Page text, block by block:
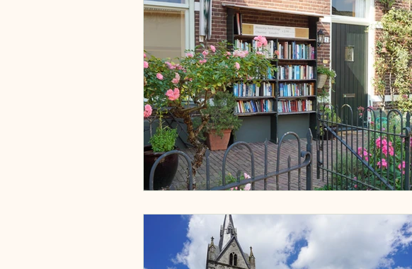
Estland Italië Engeland Over boeken
Tsjechië China Roemenië Portugal